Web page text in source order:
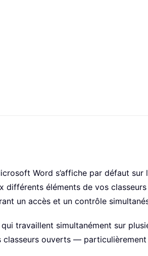
Word s’affiche par défaut sur
éléments de vos
un accès et un contrôle
travaillent simultanément sur
classeurs ouverts —